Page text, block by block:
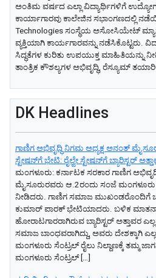
ಅಂತಿಮ ವರ್ಷದ ಎಲ್ಲಾ ವಿದ್ಯಾರ್ಥಿಗಳಿಗೆ ಉದ್ಯೋಗ
ಕಾರ್ಯಾಗಾರವು ಕಾಲೇಜಿನ ಸಭಾಂಗಣದಲ್ಲಿ
Technologies ಸಂಸ್ಥೆಯ ಅಸೋಸಿಯೇಟ್
ವ್ಯಕ್ತಿಯಾಗಿ ಕಾರ್ಯಗಾರವನ್ನು ನಡೆಸಿಕೊಟ್ಟರು.
ಸಿದ್ಧತೆಗಳ ಕುರಿತು ಉಪಯುಕ್ತ ಮಾಹಿತಿಯನ್ನು
ತಾಂತ್ರಿಕ ಕೌಶಲ್ಯಗಳ ಅಭಿವೃದ್ಧಿ, ರೆಸ್ಯೂಮ್
DK Headlines
ಗಾಣಿಗ ಅಭಿವೃದ್ಧಿ ನಿಗಮ ಅಧ್ಯಕ್ಷ‌ ಅನಂತ್‌
ಸ್ಟೇಷನ್‌ಗೆ ಭೇಟಿ: ರೈಲ್ವೇ ಸ್ಟೇಷನ್‌ಗೆ ಬ್ಯಾರಿಸ್ಟರ್‌
ಮಂಗಳೂರು: ಕರ್ನಾಟಕ ಸರಕಾರ ಗಾಣಿಗ
ಮೈಸೂರುರವರು ಆ.2ರಂದು ಸಂಜೆ ಮಂಗಳೂರು
ನೀಡಿದರು. ಗಾಣಿಗ ಸಮಾಜ ಮುಖಂಡರೊಂದಿಗೆ
ಕುಮಾರ್‌ ಪಾರಕ್‌ ಭೇಟಿಯಾದರು. ಬಳಿಕ
ಹೋರಾಟಗಾರರಾಗಿರುವ ಬ್ಯಾರಿಸ್ಟರ್‌ ಅತ್ತಾವರ
ಸಮಾಜ ಬಾಂಧವರಾಗಿದ್ದು, ಅವರು ದೇಶಕ್ಕಾಗಿ
ಮಂಗಳೂರು ಸೆಂಟ್ರಲ್‌ ರೈಲು ನಿಲ್ದಾಣಕ್ಕೆ ತಮ್ಮ
ಮಂಗಳೂರು ಸೆಂಟ್ರಲ್‌ […]